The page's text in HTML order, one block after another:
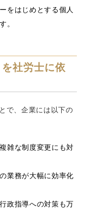
をはじめとする個人
。
社労士に依
で、企業には以下の
複雑な制度変更にも対
業務が大幅に効率化
政指導への対策も万